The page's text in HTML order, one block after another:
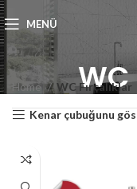
MENÜ
WC
Home WC Fırçalıklar
Kenar çubuğunu